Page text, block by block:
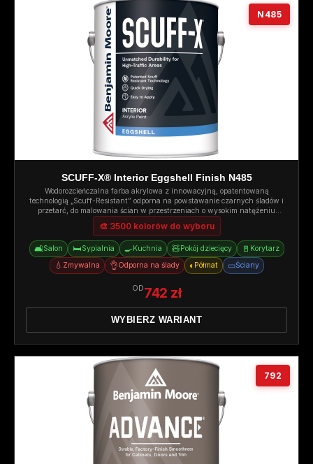
N485
SCUFF-X® Interior Eggshell Finish N485
Wodorozcieńczalna farba akrylowa z innowacyjną, opatentowaną
technologią „Scuff-Resistant” odporna na powstawanie czarnych śladów i
przetarć, do malowania ścian w przestrzeniach o wysokim natężeniu
🎨 3500 kolorów do wyboru
🛋️Salon 🛏️Sypialnia 🍳Kuchnia 🧸Pokój dziecięcy 🚪 Korytarz
💧 Zmywalna 👌Odporna na ślady ◐ Półmat ▭Ściany
OD742 zł
WYBIERZ WARIANT
792